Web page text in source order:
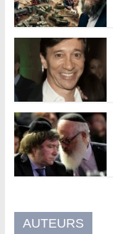
AUTEURS